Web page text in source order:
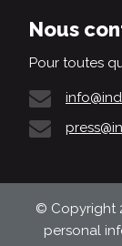
Nous
Pour toutes
© Copyright
personal